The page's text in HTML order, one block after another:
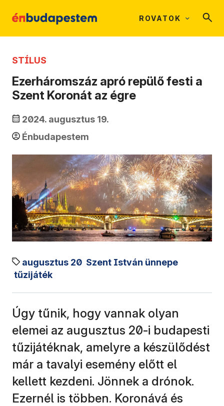
ROVATOK
STÍLUS
Ezerháromszáz apró repülő festi a
Szent Koronát az égre
2024. augusztus 19.
Énbudapestem
augusztus 20 Szent István ünnepe
tűzijáték
Úgy tűnik, hogy vannak olyan
elemei az augusztus 20-i budapesti
tűzijátéknak, amelyre a készülődést
már a tavalyi esemény előtt el
kellett kezdeni. Jönnek a drónok.
Ezernél is többen. Koronává és